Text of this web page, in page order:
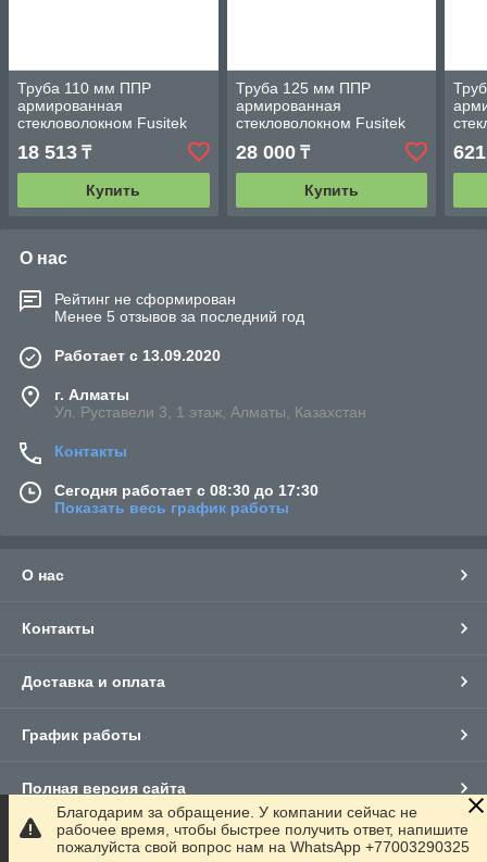
Труба 110 мм ППР
армированная
стекловолокном Fusitek
Faser (PN 20)
18 513 ₸
Купить
Труба 125 мм ППР
армированная
стекловолокном Fusitek
Faser (PN 20)
28 000₸
Купить
621
О нас
Рейтинг не сформирован
Менее 5 отзывов за последний год
Работает с 13.09.2020
г. Алматы
Ул. Руставели 3, 1 этаж, Алматы, Казахстан
Контакты
Сегодня работает с 08:30 до 17:30
Показать весь график работы
О нас
Контакты
Доставка и оплата
График работы
Полная версия сайта
Сайт создан на маркетплейсеSatu.kz
Благодарим за обращение. У компании сейчас не
рабочее время, чтобы быстрее получить ответ, напишите
пожалуйста свой вопрос нам на WhatsApp +77003290325